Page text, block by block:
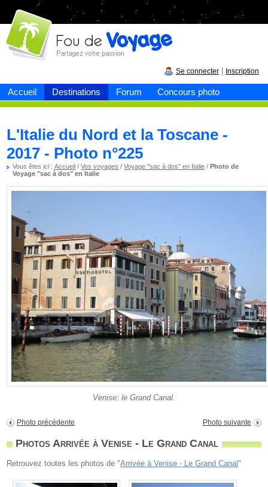
Accueil Destinations Forum Concours photo
Fou devoyage
Se connecter Inscription
L'Italie du Nord et la Toscane -
2017 - Photo n°225
Vous êtes ici :Accueil /Vos voyages /Voyage "sac à dos" en Italie /Photo de
Voyage "sac à dos" en Italie
Venise: le Grand Canal.
Photo précédente Photo suivante
Photos Arrivée à Venise - Le Grand Canal
Retrouvez toutes les photos de "Arrivée à Venise - Le Grand Canal"